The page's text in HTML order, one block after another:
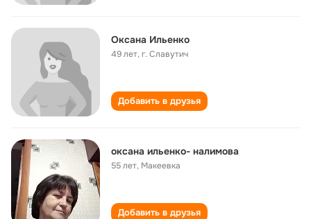
Оксана Ильенко
49 лет,г. Славутич
Добавить в друзья
оксана ильенко- налимова
55 лет, Макеевка
Добавить в друзья